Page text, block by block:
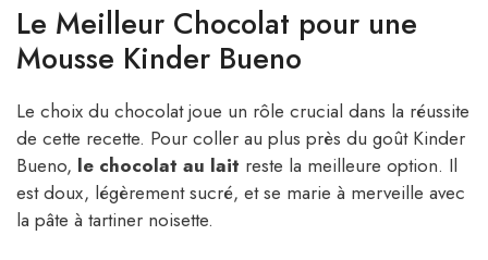
Le Meilleur Chocolat pour une
Mousse Kinder Bueno
Le choix du chocolat joue un rôle crucial dans la réussite
de cette recette. Pour coller au plus près du goût Kinder
Bueno, le chocolat au lait reste la meilleure option. Il
est doux, légèrement sucré, et se marie à merveille avec
la pâte à tartiner noisette.